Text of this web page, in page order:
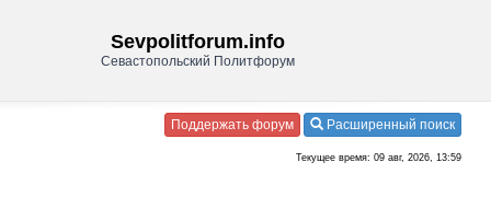
Sevpolitforum.info
Севастопольский Политфорум
Поддержать форум Расширенный поиск
Текущее время: 09 авг, 2026, 13:59